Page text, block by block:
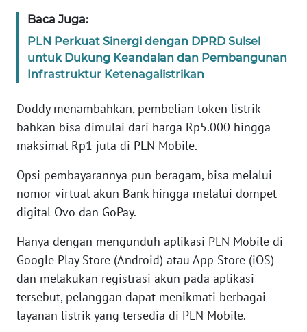
Baca Juga:
PLN Perkuat Sinergi dengan DPRD Sulsel
untuk Dukung Keandalan dan Pembangunan
Infrastruktur Ketenagalistrikan
Doddy menambahkan, pembelian token listrik
bahkan bisa dimulai dari harga Rp5.000 hingga
maksimal Rp1 juta di PLN Mobile.
Opsi pembayarannya pun beragam, bisa melalui
nomor virtual akun Bank hingga melalui dompet
digital Ovo dan GoPay.
Hanya dengan mengunduh aplikasi PLN Mobile di
Google Play Store (Android) atau App Store (iOS)
dan melakukan registrasi akun pada aplikasi
tersebut, pelanggan dapat menikmati berbagai
layanan listrik yang tersedia di PLN Mobile.
WN
BABEL
WN
WN
SUMSEL
WN
BENGKULU
LAMPUNG
WN
JATENG